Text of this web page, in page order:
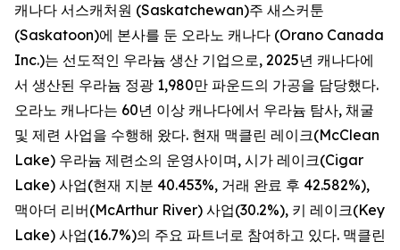
캐나다 서스캐처원 (Saskatchewan)주 새스커툰
(Saskatoon)에 본사를 둔 오라노 캐나다 (Orano Canada
Inc.)는 선도적인 우라늄 생산 기업으로, 2025년 캐나다에
서 생산된 우라늄 정광 1,980만 파운드의 가공을 담당했다.
오라노 캐나다는 60년 이상 캐나다에서 우라늄 탐사, 채굴
및 제련 사업을 수행해 왔다. 현재 맥클린 레이크(McClean
Lake) 우라늄 제련소의 운영사이며, 시가 레이크(Cigar
Lake) 사업(현재 지분 40.453%, 거래 완료 후 42.582%),
맥아더 리버(McArthur River) 사업(30.2%), 키 레이크(Key
Lake) 사업(16.7%)의 주요 파트너로 참여하고 있다. 맥클린